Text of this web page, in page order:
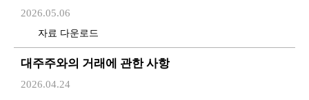
2026.05.06
자료 다운로드
대주주와의 거래에 관한 사항
2026.04.24